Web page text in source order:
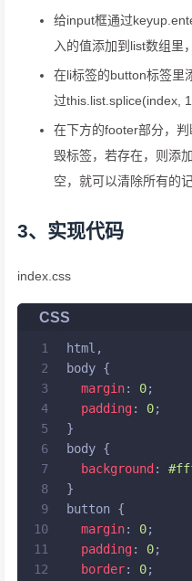
给input框通过
入的值添加到list数组里
在li标签的button标签里
过this.list.splice(index,
在下方的footer部分，
毁标签，若存在，则添
空，就可以清除所有的记
3、实现代码
index.css
CSS
1
2
3
4
5
6
7
8
9
10
11
12
html ,
body {
margin: 0;
padding: 0;
}
body {
background :
}
button {
margin: 0;
padding: 0;
border: 0;